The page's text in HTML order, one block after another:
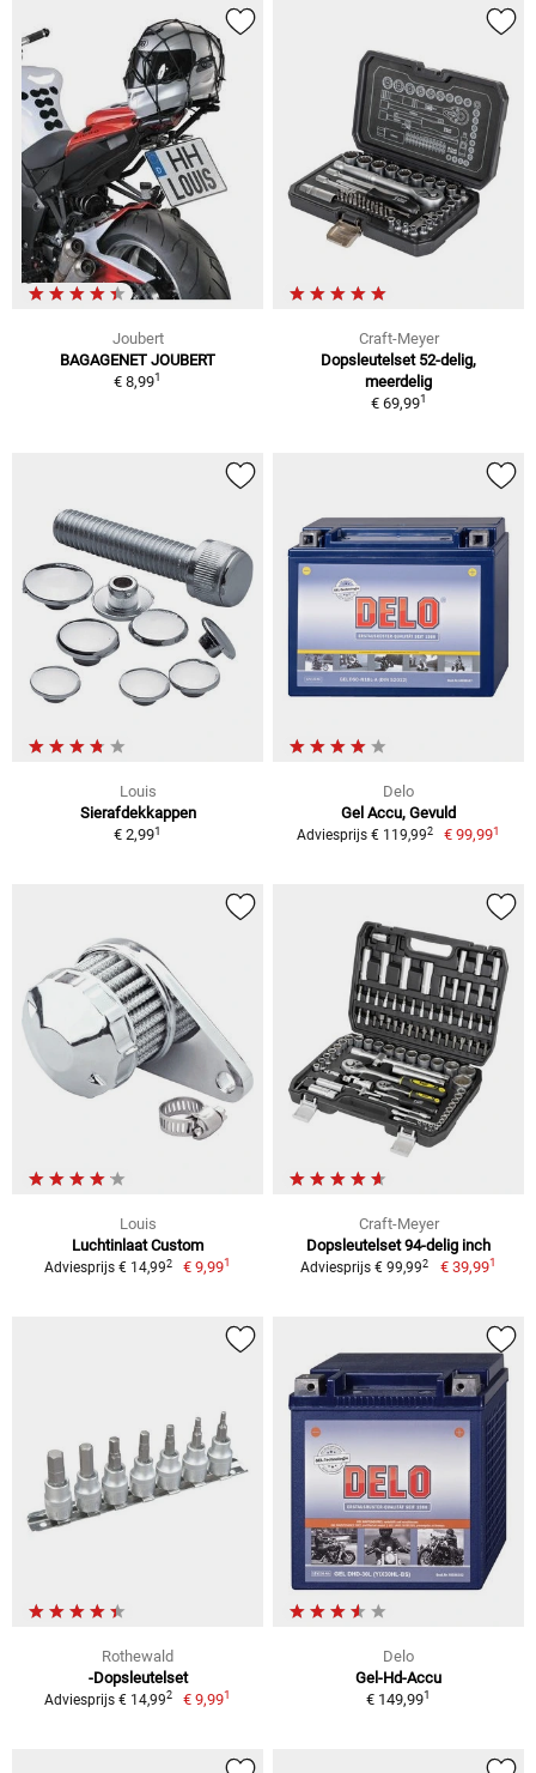
Joubert
BAGAGENET JOUBERT
€ 8,991
Craft-Meyer
Dopsleutelset 52-delig,
meerdelig
€ 69,991
Louis
Sierafdekkappen
€ 2,991
Delo
Gel Accu, Gevuld
Adviesprijs € 119,992 € 99,991
Louis
Luchtinlaat Custom
Adviesprijs € 14,992 € 9,991
Craft-Meyer
Dopsleutelset 94-delig inch
Adviesprijs € 99,992 € 39,991
Rothewald
-Dopsleutelset
Adviesprijs € 14,992 € 9,991
Delo
Gel-Hd-Accu
€ 149,991